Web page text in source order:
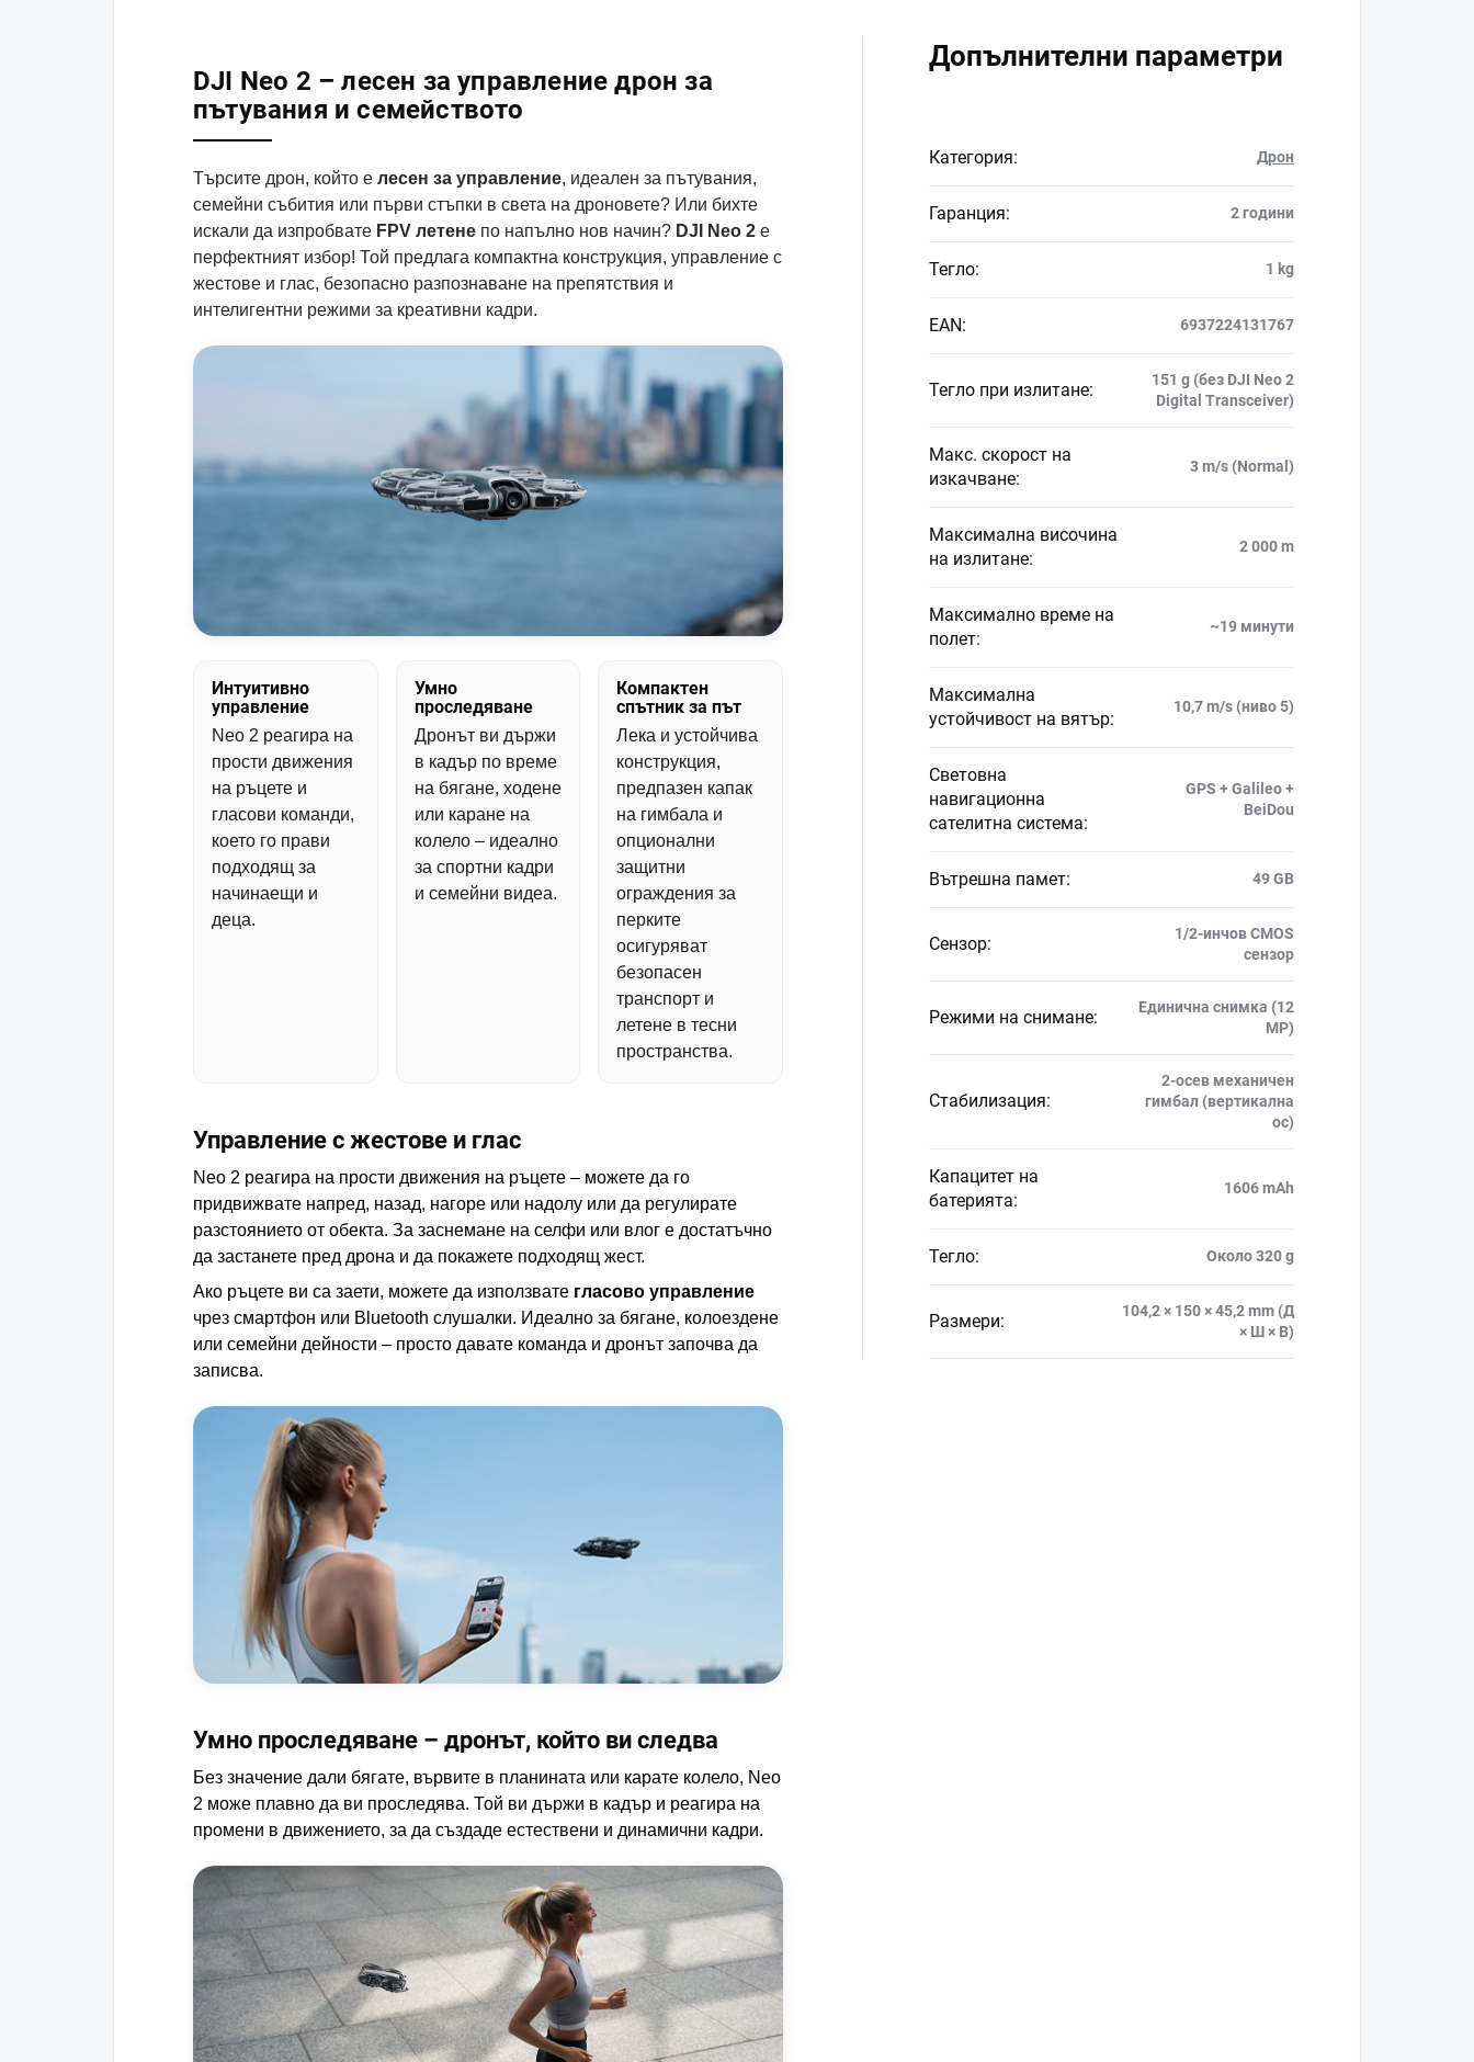
DJI Neo 2 – лесен за управление дрон за
пътувания и семейството
Търсите дрон, който е лесен за управление, идеален за пътувания,
семейни събития или първи стъпки в света на дроновете? Или бихте
искали да изпробвате FPV летене по напълно нов начин? DJI Neo 2 е
перфектният избор! Той предлага компактна конструкция, управление с
жестове и глас, безопасно разпознаване на препятствия и
интелигентни режими за креативни кадри.
Интуитивно
управление
Neo 2 реагира на
прости движения
на ръцете и
гласови команди,
което го прави
подходящ за
начинаещи и
деца.
Умно
проследяване
Дронът ви държи
в кадър по време
на бягане, ходене
или каране на
колело – идеално
за спортни кадри
и семейни видеа.
Компактен
спътник за път
Лека и устойчива
конструкция,
предпазен капак
на гимбала и
опционални
защитни
ограждения за
перките
осигуряват
безопасен
транспорт и
летене в тесни
пространства.
Управление с жестове и глас
Neo 2 реагира на прости движения на ръцете – можете да го
придвижвате напред, назад, нагоре или надолу или да регулирате
разстоянието от обекта. За заснемане на селфи или влог е достатъчно
да застанете пред дрона и да покажете подходящ жест.
Ако ръцете ви са заети, можете да използвате гласово управление
чрез смартфон или Bluetooth слушалки. Идеално за бягане, колоездене
или семейни дейности – просто давате команда и дронът започва да
записва.
Умно проследяване – дронът, който ви следва
Без значение дали бягате, вървите в планината или карате колело, Neo
2 може плавно да ви проследява. Той ви държи в кадър и реагира на
промени в движението, за да създаде естествени и динамични кадри.
Допълнителни параметри
Категория: Дрон
Гаранция: 2 години
Тегло: 1 kg
EAN: 6937224131767
Тегло при излитане:
151 g (без DJI Neo 2
Digital Transceiver)
Макс. скорост на
изкачване:
3 m/s (Normal)
Максимална височина
на излитане:
2 000 m
Максимално време на
полет:
~19 минути
Максимална
устойчивост на вятър:
10,7 m/s (ниво 5)
Световна
навигационна
сателитна система:
GPS + Galileo +
BeiDou
Вътрешна памет: 49 GB
Сензор:
1/2-инчов CMOS
сензор
Режими на снимане:
Единична снимка (12
MP)
Стабилизация:
2-осев механичен
гимбал (вертикална
ос)
Капацитет на
батерията:
1606 mAh
Тегло: Около 320 g
Размери:
104,2 × 150 × 45,2 mm (Д
× Ш × В)